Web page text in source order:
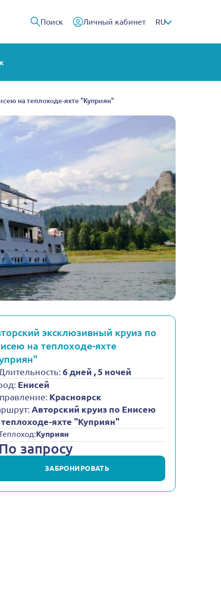
Поиск Личный кабинет RU
на теплоходе-яхте "Куприян"
эксклюзивный круиз по
на теплоходе-яхте
6 дней , 5 ночей
Енисей
Красноярск
Авторский круиз по Енисею
яхте "Куприян"
Куприян
запросу
ЗАБРОНИРОВАТЬ